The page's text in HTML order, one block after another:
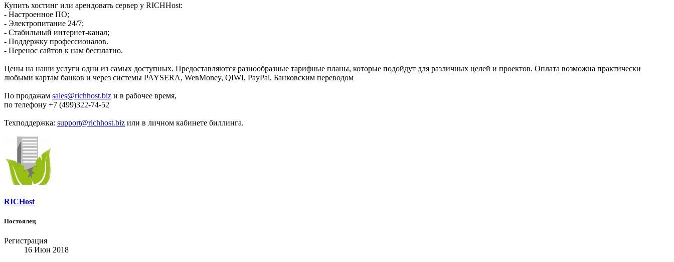
Купить хостинг или арендовать сервер у RICHHost:
- Настроенное ПО;
- Электропитание 24/7;
- Стабильный интернет-канал;
- Поддержку профессионалов.
- Перенос сайтов к нам бесплатно.
Цены на наши услуги одни из самых доступных. Предоставляются разнообразные тарифные планы, которые подойдут для различных целей и проектов. Оплата возможна практически
любыми картам банков и через системы PAYSERA, WeвMoney, QIWI, PayPal, Банковским переводом
По продажам sales@richhost.biz и в рабочее время,
по телефону +7 (499)322-74-52
Техподдержка: support@richhost.biz или в личном кабинете биллинга.
RICHost
Постоялец
Регистрация
16 Июн 2018